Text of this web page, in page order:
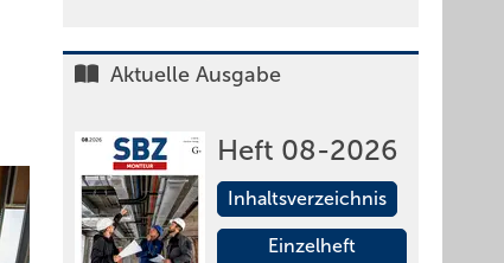
Aktuelle Ausgabe
Heft 08-2026
Inhaltsverzeichnis
Einzelheft